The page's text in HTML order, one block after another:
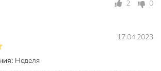
однокомпонентный
кроющий
2 0
17.04.2023
Неделя